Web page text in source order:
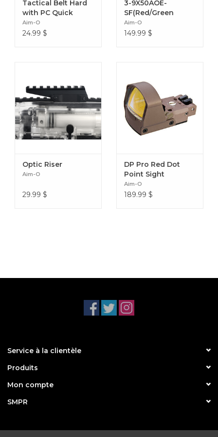
Tactical Belt Hard
with PC Quick
Aim-O
24.99 $
3-9X50AOE-
SF(Red/Green
Reticle)
Aim-O
149.99 $
Optic Riser
Aim-O
29.99 $
DP Pro Red Dot
Point Sight
Aim-O
189.99 $
Service à la clientèle
Produits
Mon compte
SMPR